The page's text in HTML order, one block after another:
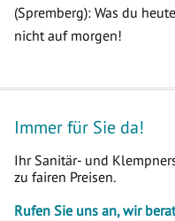
(Spremberg): Was du
nicht auf morgen!
Immer für Sie da!
Ihr Sanitär- und
zu fairen Preisen.
Rufen Sie uns an, wir